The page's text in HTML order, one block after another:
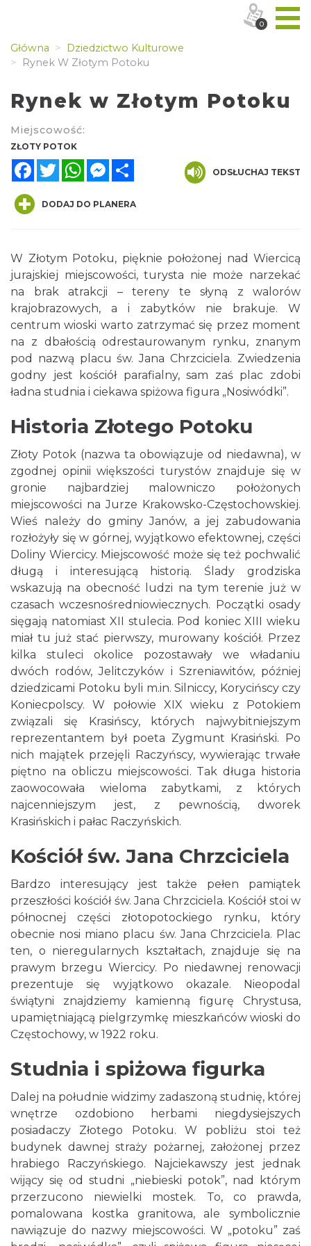
Główna
Dziedzictwo Kulturowe
Rynek W Złotym Potoku
Rynek w Złotym Potoku
Miejscowość:
ZŁOTY POTOK
FacebookTwitterWhatsAppMessenger
ODSŁUCHAJ TEKST
DODAJ DO PLANERA
W Złotym Potoku, pięknie położonej nad Wiercicą
jurajskiej miejscowości, turysta nie może narzekać
na brak atrakcji – tereny te słyną z walorów
krajobrazowych, a i zabytków nie brakuje. W
centrum wioski warto zatrzymać się przez moment
na z dbałością odrestaurowanym rynku, znanym
pod nazwą placu św. Jana Chrzciciela. Zwiedzenia
godny jest kościół parafialny, sam zaś plac zdobi
ładna studnia i ciekawa spiżowa figura „Nosiwódki”.
Historia Złotego Potoku
Złoty Potok (nazwa ta obowiązuje od niedawna), w
zgodnej opinii większości turystów znajduje się w
gronie najbardziej malowniczo położonych
miejscowości na Jurze Krakowsko-Częstochowskiej.
Wieś należy do gminy Janów, a jej zabudowania
rozłożyły się w górnej, wyjątkowo efektownej, części
Doliny Wiercicy. Miejscowość może się też pochwalić
długą i interesującą historią. Ślady grodziska
wskazują na obecność ludzi na tym terenie już w
czasach wczesnośredniowiecznych. Początki osady
sięgają natomiast XII stulecia. Pod koniec XIII wieku
miał tu już stać pierwszy, murowany kościół. Przez
kilka stuleci okolice pozostawały we władaniu
dwóch rodów, Jelitczyków i Szreniawitów, później
dziedzicami Potoku byli m.in. Silniccy, Korycińscy czy
Koniecpolscy. W połowie XIX wieku z Potokiem
związali się Krasińscy, których najwybitniejszym
reprezentantem był poeta Zygmunt Krasiński. Po
nich majątek przejęli Raczyńscy, wywierając trwałe
piętno na obliczu miejscowości. Tak długa historia
zaowocowała wieloma zabytkami, z których
najcenniejszym jest, z pewnością, dworek
Krasińskich i pałac Raczyńskich.
Kościół św. Jana Chrzciciela
Bardzo interesujący jest także pełen pamiątek
przeszłości kościół św. Jana Chrzciciela. Kościół stoi w
północnej części złotopotockiego rynku, który
obecnie nosi miano placu św. Jana Chrzciciela. Plac
ten, o nieregularnych kształtach, znajduje się na
prawym brzegu Wiercicy. Po niedawnej renowacji
prezentuje się wyjątkowo okazale. Nieopodal
świątyni znajdziemy kamienną figurę Chrystusa,
upamiętniającą pielgrzymkę mieszkańców wioski do
Częstochowy, w 1922 roku.
Studnia i spiżowa figurka
Dalej na południe widzimy zadaszoną studnię, której
wnętrze ozdobiono herbami niegdysiejszych
posiadaczy Złotego Potoku. W pobliżu stoi też
budynek dawnej straży pożarnej, założonej przez
hrabiego Raczyńskiego. Najciekawszy jest jednak
wijący się od studni „niebieski potok”, nad którym
przerzucono niewielki mostek. To, co prawda,
pomalowana kostka granitowa, ale symbolicznie
nawiązuje do nazwy miejscowości. W „potoku” zaś
0